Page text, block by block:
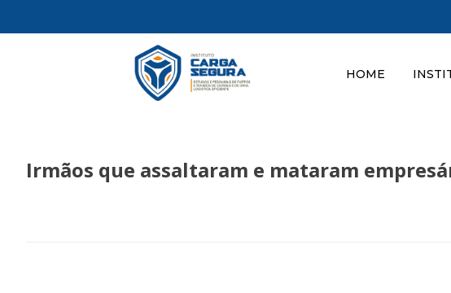
HOME
Irmãos que assaltaram e mataram